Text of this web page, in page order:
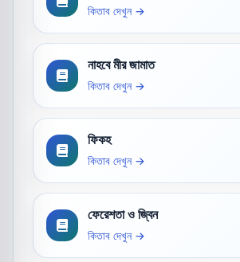
কিতাব দেখুন →
নাহবে মীর জামাত
কিতাব দেখুন →
ফিকহ
কিতাব দেখুন →
ফেরেশতা ও জ্বিন
কিতাব দেখুন →